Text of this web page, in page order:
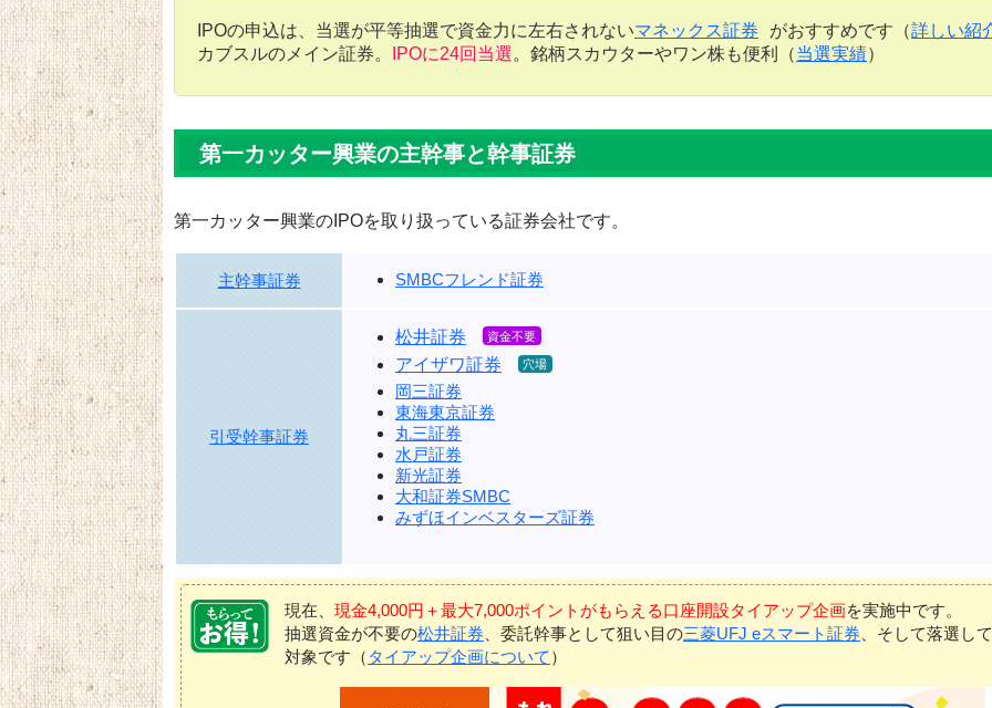
IPOの申込は、当選が平等抽選で資金力に左右されないマネックス証券 がおすすめです（詳しい紹
カブスルのメイン証券。
IPOに24回当選。銘柄スカウターやワン株も便利（当選実績）
第一カッター興業の主幹事と幹事証券
第一カッター興業のIPOを取り扱っている証券会社です。
主幹事証券 SMBCフレンド証券
引受幹事証券
松井証券
アイザワ証券
岡三証券
東海東京証券
丸三証券
水戸証券
新光証券
大和証券SMBC
みずほインベスターズ証券
現在、 現金4,000円＋最大7,000ポイントがもらえる口座開設タイアップ企画を実施中です。
抽選資金が不要の松井証券 、委託幹事として狙い目の三菱UFJ eスマート証券 、そして落選し
対象です（ タイアップ企画について ）